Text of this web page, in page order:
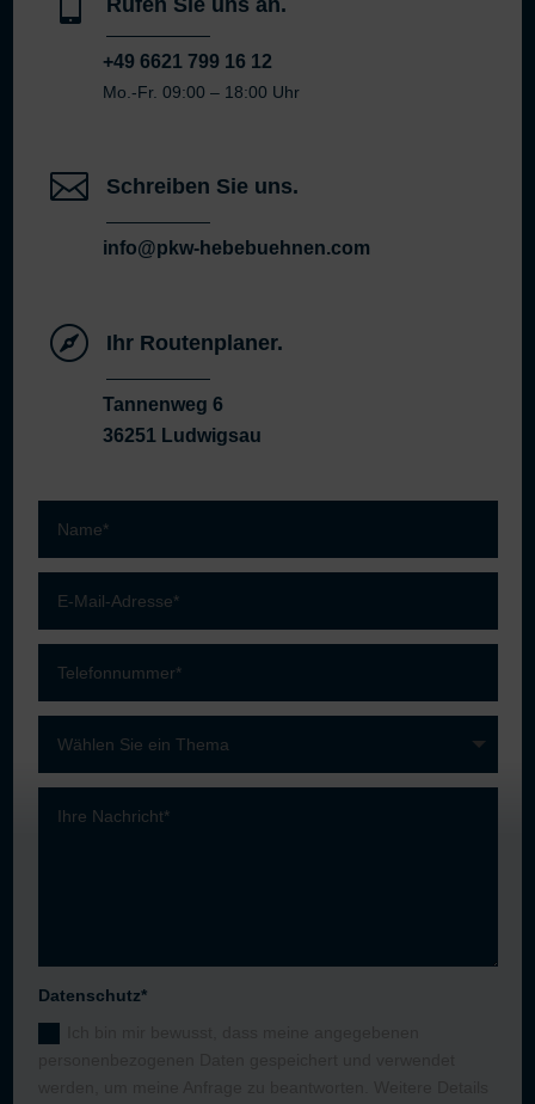
Rufen Sie uns an.
+49 6621 799 16 12
Mo.-Fr. 09:00 – 18:00 Uhr
 Schreiben Sie uns.
info@pkw-hebebuehnen.com
 Ihr Routenplaner.
Tannenweg 6
36251 Ludwigsau
Datenschutz*